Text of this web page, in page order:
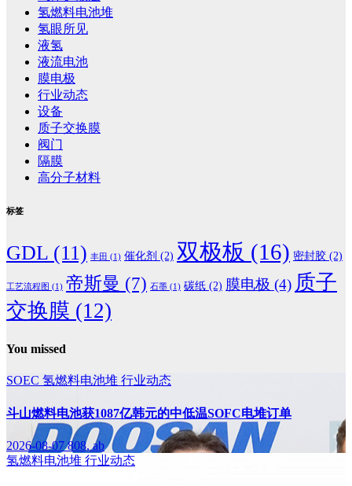
氢燃料电池堆
氢眼所见
液氢
液流电池
膜电极
行业动态
设备
质子交换膜
阀门
隔膜
高分子材料
标签
GDL (11) 丰田 (1) 催化剂 (2) 双极板 (16) 密封胶 (2)
工艺流程图 (1) 帝斯曼 (7) 石墨 (1) 碳纸 (2) 膜电极 (4) 质子
交换膜 (12)
You missed
SOEC 氢燃料电池堆 行业动态
斗山燃料电池获1087亿韩元的中低温SOFC电堆订单
2026-08-07808, ab
氢燃料电池堆 行业动态